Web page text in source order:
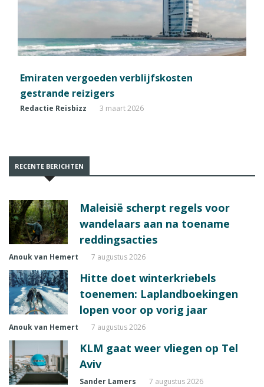
Emiraten vergoeden verblijfskosten
gestrande reizigers
Redactie Reisbizz 3 maart 2026
RECENTE BERICHTEN
Maleisië scherpt regels voor
wandelaars aan na toename
reddingsacties
Anouk van Hemert 7 augustus 2026
Hitte doet winterkriebels
toenemen: Laplandboekingen
lopen voor op vorig jaar
Anouk van Hemert 7 augustus 2026
KLM gaat weer vliegen op Tel
Aviv
Sander Lamers 7 augustus 2026